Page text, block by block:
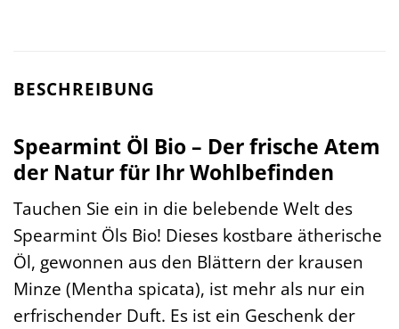
BESCHREIBUNG
Spearmint Öl Bio – Der frische Atem
der Natur für Ihr Wohlbefinden
Tauchen Sie ein in die belebende Welt des
Spearmint Öls Bio! Dieses kostbare ätherische
Öl, gewonnen aus den Blättern der krausen
Minze (Mentha spicata), ist mehr als nur ein
erfrischender Duft. Es ist ein Geschenk der